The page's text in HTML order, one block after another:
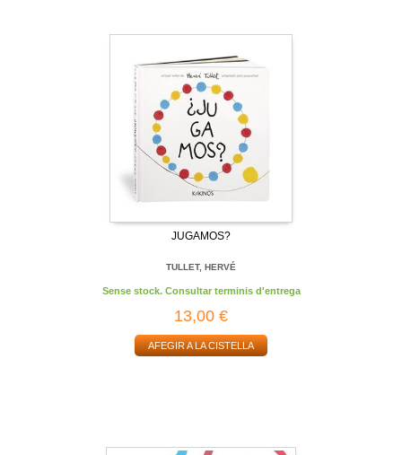
JUGAMOS?
TULLET, HERVÉ
Sense stock. Consultar terminis d'entrega
13,00 €
AFEGIR A LA CISTELLA